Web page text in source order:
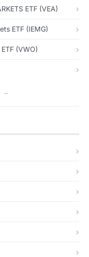
ETF (VEA)
ETF (IEMG)
(VWO)
→